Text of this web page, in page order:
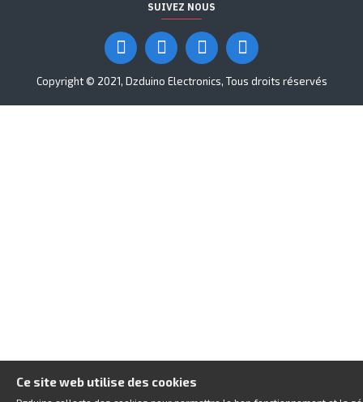
SUIVEZ NOUS
Copyright © 2021, Dzduino Electronics, Tous droits réservés
Ce site web utilise des cookies